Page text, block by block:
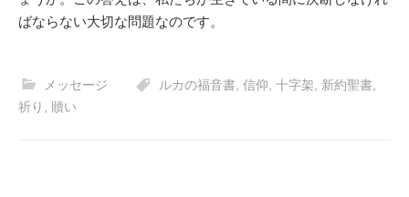
ばならない大切な問題なのです。
メッセージ ルカの福音書 信仰 十字架 新約聖書
祈り , 贖い